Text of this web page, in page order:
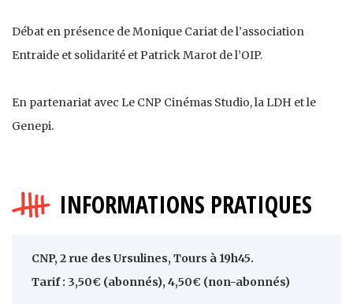
Débat en présence de Monique Cariat de l’association
Entraide et solidarité et Patrick Marot de l’OIP.
En partenariat avec Le CNP Cinémas Studio, la LDH et le
Genepi.
INFORMATIONS PRATIQUES
CNP, 2 rue des Ursulines, Tours à 19h45.
Tarif : 3,50€ (abonnés), 4,50€ (non-abonnés)